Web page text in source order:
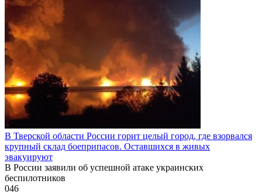
В Тверской области России горит целый город, где взорвался
крупный склад боеприпасов. Оставшихся в живых
эвакуируют
В России заявили об успешной атаке украинских
беспилотников
046